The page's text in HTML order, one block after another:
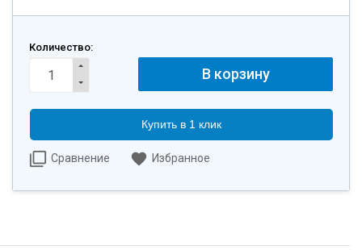
Количество:
Купить в 1 клик
Сравнение Избранное